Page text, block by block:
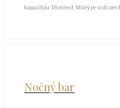
kapacitou 18 miest, ktorý je srdcom
Nočný bar